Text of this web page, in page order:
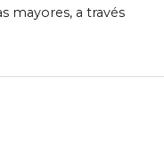
mayores, a través